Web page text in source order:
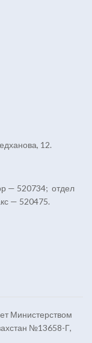
12.
— 520734; отдел
— 520475.
Министерством
№13658-Г,